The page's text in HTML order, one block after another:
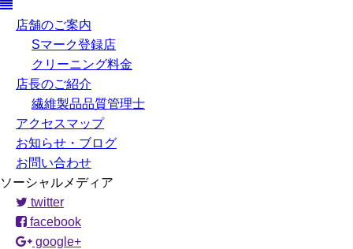
店舗のご案内
Sマーク登録店
クリーニング料金
店長のご紹介
繊維製品品質管理士
アクセスマップ
お知らせ・ブログ
お問い合わせ
ソーシャルメディア
twitter
facebook
google+